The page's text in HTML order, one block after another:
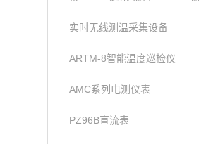
实时无线测温采集设备
ARTM-8智能温度巡检仪
AMC系列电测仪表
PZ96B直流表